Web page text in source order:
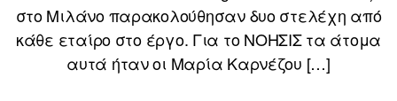
στο Μιλάνο παρακολούθησαν δυο στελέχη από
κάθε εταίρο στο έργο. Για το ΝΟΗΣΙΣ τα άτομα
αυτά ήταν οι Μαρία Καρνέζου […]